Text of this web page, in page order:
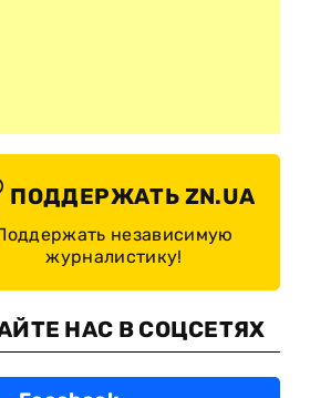
ПОДДЕРЖАТЬ ZN.UA
независимую
журналистику!
НАС В СОЦСЕТЯХ